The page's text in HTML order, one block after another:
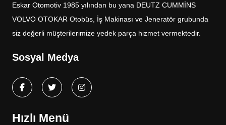
Eskar Otomotiv 1985 yılından bu yana DEUTZ CUMMİNS
VOLVO OTOKAR Otobüs, İş Makinası ve Jeneratör grubunda
siz değerli müşterilerimize yedek parça hizmet vermektedir.
Sosyal Medya
Hızlı Menü